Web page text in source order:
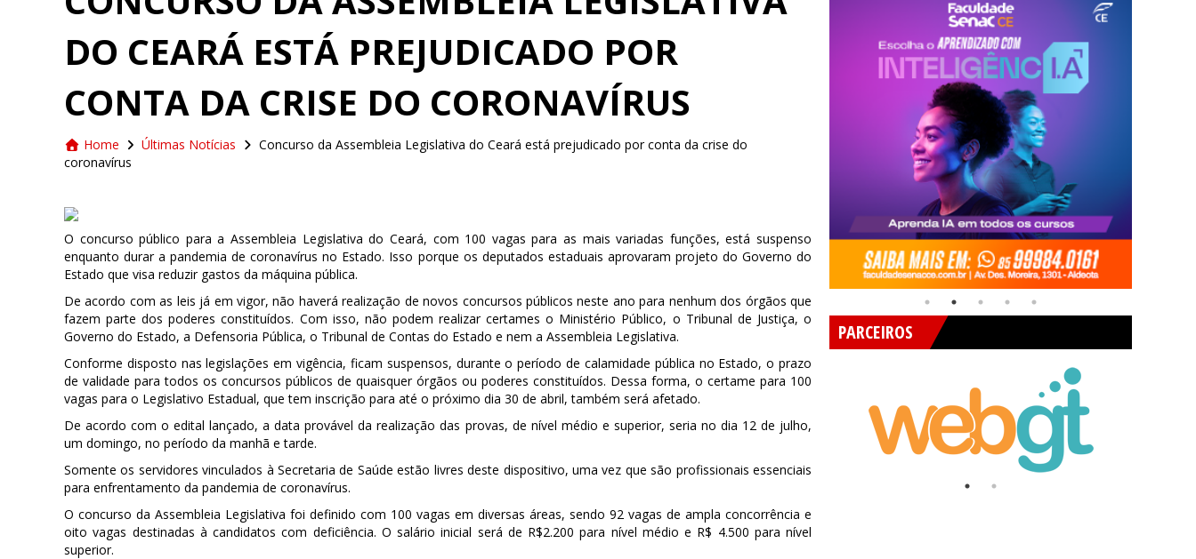
DO CEARÁ ESTÁ PREJUDICADO POR
CONTA DA CRISE DO CORONAVÍRUS
Home Últimas Notícias
Concurso da Assembleia Legislativa do Ceará está prejudicado por conta da crise do
coronavírus
O concurso público para a Assembleia Legislativa do Ceará, com 100 vagas para as mais variadas funções, está suspenso
enquanto durar a pandemia de coronavírus no Estado. Isso porque os deputados estaduais aprovaram projeto do Governo do
Estado que visa reduzir gastos da máquina pública.
De acordo com as leis já em vigor, não haverá realização de novos concursos públicos neste ano para nenhum dos órgãos que
fazem parte dos poderes constituídos. Com isso, não podem realizar certames o Ministério Público, o Tribunal de Justiça, o
Governo do Estado, a Defensoria Pública, o Tribunal de Contas do Estado e nem a Assembleia Legislativa.
Conforme disposto nas legislações em vigência, ficam suspensos, durante o período de calamidade pública no Estado, o prazo
de validade para todos os concursos públicos de quaisquer órgãos ou poderes constituídos. Dessa forma, o certame para 100
vagas para o Legislativo Estadual, que tem inscrição para até o próximo dia 30 de abril, também será afetado.
De acordo com o edital lançado, a data provável da realização das provas, de nível médio e superior, seria no dia 12 de julho,
um domingo, no período da manhã e tarde.
Somente os servidores vinculados à Secretaria de Saúde estão livres deste dispositivo, uma vez que são profissionais essenciais
para enfrentamento da pandemia de coronavírus.
O concurso da Assembleia Legislativa foi definido com 100 vagas em diversas áreas, sendo 92 vagas de ampla concorrência e
oito vagas destinadas à candidatos com deficiência. O salário inicial será de R$2.200 para nível médio e R$ 4.500 para nível
superior.
PARCEIROS